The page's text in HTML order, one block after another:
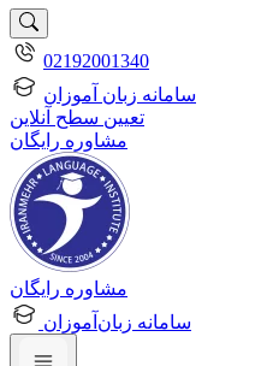
02192001340
سامانه زبان آموزان
تعیین سطح آنلاین
مشاوره رایگان
مشاوره رایگان
سامانه زبان‌آموزان